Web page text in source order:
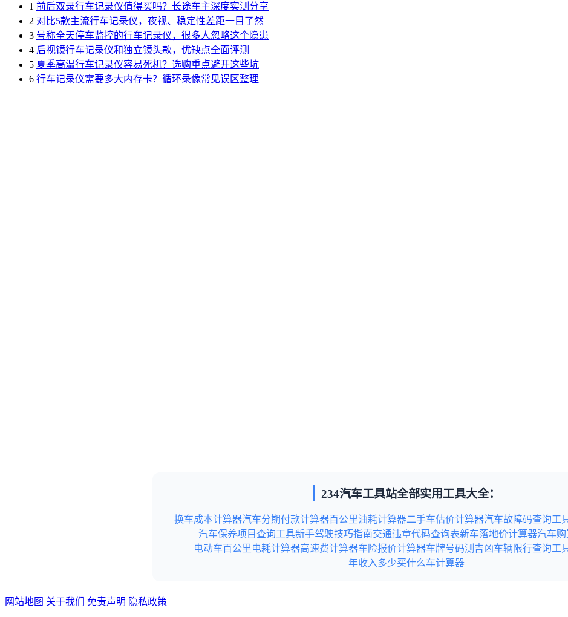
1 前后双录行车记录仪值得买吗？长途车主深度实测分享
2 对比5款主流行车记录仪，夜视、稳定性差距一目了然
3 号称全天停车监控的行车记录仪，很多人忽略这个隐患
4 后视镜行车记录仪和独立镜头款，优缺点全面评测
5 夏季高温行车记录仪容易死机？选购重点避开这些坑
6 行车记录仪需要多大内存卡？循环录像常见误区整理
234汽车工具站全部实用工具大全：
换车成本计算器汽车分期付款计算器百公里油耗计算器二手车估价计算器汽车故障码查询工
汽车保养项目查询工具新手驾驶技巧指南交通违章代码查询表新车落地价计算器汽车
电动车百公里电耗计算器高速费计算器车险报价计算器车牌号码测吉凶车辆限行查询工
年收入多少买什么车计算器
网站地图 关于我们 免责声明 隐私政策